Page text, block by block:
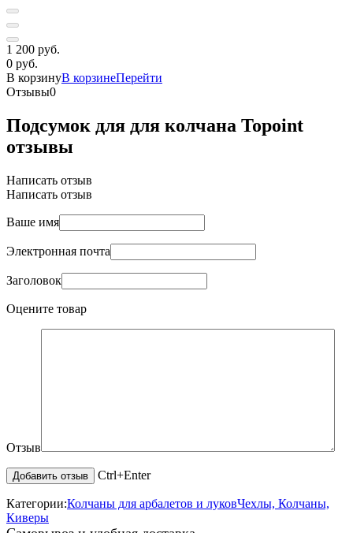
1 200 руб.
0 руб.
В корзинуВ корзинеПерейти
Отзывы0
Подсумок для для колчана Topoint
отзывы
Написать отзыв
Написать отзыв
Ваше имя
Электронная почта
Заголовок
Оцените товар
Отзыв
Ctrl+Enter
Категории:Колчаны для арбалетов и луковЧехлы, Колчаны,
Киверы